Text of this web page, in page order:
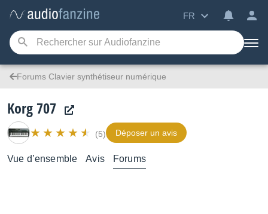
FR
Forums Clavier synthétiseur numérique
Korg 707
(5) Déposer un avis
Vue d’ensemble Avis Forums